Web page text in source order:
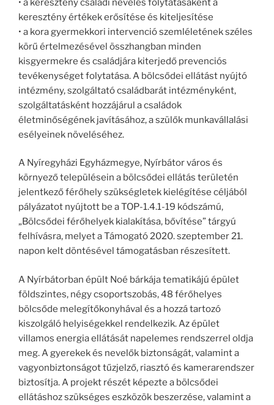
• a keresztény családi nevelés folytatásaként a
keresztény értékek erősítése és kiteljesítése
• a kora gyermekkori intervenció szemléletének széles
körű értelmezésével összhangban minden
kisgyermekre és családjára kiterjedő prevenciós
tevékenységet folytatása. A bölcsődei ellátást nyújtó
intézmény, szolgáltató családbarát intézményként,
szolgáltatásként hozzájárul a családok
életminőségének javításához, a szülők munkavállalási
esélyeinek növeléséhez.
A Nyíregyházi Egyházmegye, Nyírbátor város és
környező településein a bölcsődei ellátás területén
jelentkező férőhely szükségletek kielégítése céljából
pályázatot nyújtott be a TOP-1.4.1-19 kódszámú,
„Bölcsődei férőhelyek kialakítása, bővítése” tárgyú
felhívásra, melyet a Támogató 2020. szeptember 21.
napon kelt döntésével támogatásban részesített.
A Nyírbátorban épült Noé bárkája tematikájú épület
földszintes, négy csoportszobás, 48 férőhelyes
bölcsőde melegítőkonyhával és a hozzá tartozó
kiszolgáló helyiségekkel rendelkezik. Az épület
villamos energia ellátását napelemes rendszerrel oldja
meg. A gyerekek és nevelők biztonságát, valamint a
vagyonbiztonságot tűzjelző, riasztó és kamerarendszer
biztosítja. A projekt részét képezte a bölcsődei
ellátáshoz szükséges eszközök beszerzése, valamint a